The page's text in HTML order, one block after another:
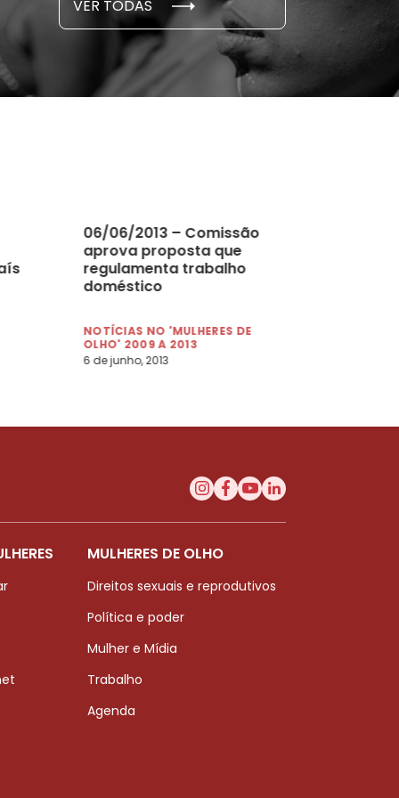
VER TODAS
novembro, 2021
06/06/2013 – Comissão
aprova proposta que
regulamenta trabalho
doméstico
NOTÍCIAS NO 'MULHERES DE
OLHO' 2009 A 2013
6 de junho, 2013
MULHERES DE OLHO
Direitos sexuais e reprodutivos
Política e poder
Mulher e Mídia
Trabalho
Agenda